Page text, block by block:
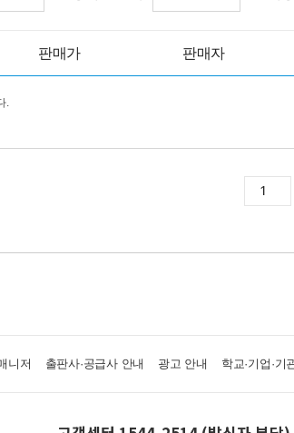
판매가 판매자
.
니저 출판사·공급사 안내 광고 안내 학교·기업·기